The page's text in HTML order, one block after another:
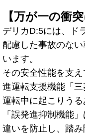
【万が一の衝
デリカD:5には、ド
配慮した事故のな
います。
その安全性能を支
進運転支援機能「三
運転中に起こりうる
「誤発進抑制機能
違いを防止し、踏